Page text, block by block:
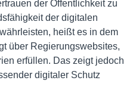
der Öffentlichkeit zu
der digitalen
heißt es in dem
über Regierungswebsites,
erfüllen. Das zeigt jedoch
digitaler Schutz